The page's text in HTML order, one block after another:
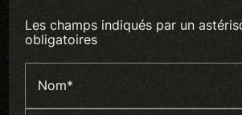
Les champs indiqués par un
obligatoires
Nom*